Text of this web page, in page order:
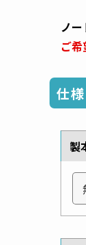
ノ
ご
仕様
製